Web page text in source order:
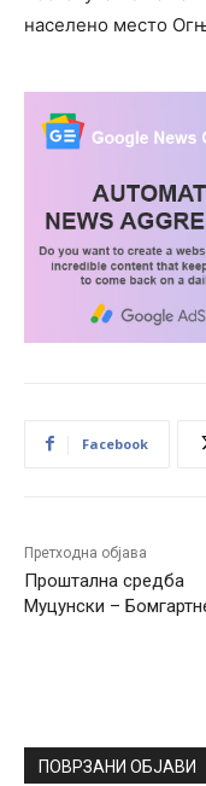
населено место
Facebook
Претходна објава
Проштална средба
Муцунски –
ПОВРЗАНИ ОБЈАВИ